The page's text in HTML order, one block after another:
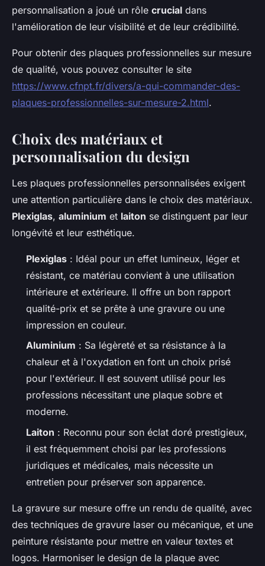
personnalisation a joué un rôle crucial dans
l'amélioration de leur visibilité et de leur crédibilité.
Pour obtenir des plaques professionnelles sur mesure
de qualité, vous pouvez consulter le site
https://www.cfnpt.fr/divers/a-qui-commander-des-
plaques-professionnelles-sur-mesure-2.html.
Choix des matériaux et
personnalisation du design
Les plaques professionnelles personnalisées exigent
une attention particulière dans le choix des matériaux.
Plexiglas, aluminium et laiton se distinguent par leur
longévité et leur esthétique.
Plexiglas : Idéal pour un effet lumineux, léger et
résistant, ce matériau convient à une utilisation
intérieure et extérieure. Il offre un bon rapport
qualité-prix et se prête à une gravure ou une
impression en couleur.
Aluminium : Sa légèreté et sa résistance à la
chaleur et à l'oxydation en font un choix prisé
pour l'extérieur. Il est souvent utilisé pour les
professions nécessitant une plaque sobre et
moderne.
Laiton : Reconnu pour son éclat doré prestigieux,
il est fréquemment choisi par les professions
juridiques et médicales, mais nécessite un
entretien pour préserver son apparence.
La gravure sur mesure offre un rendu de qualité, avec
des techniques de gravure laser ou mécanique, et une
peinture résistante pour mettre en valeur textes et
logos. Harmoniser le design de la plaque avec